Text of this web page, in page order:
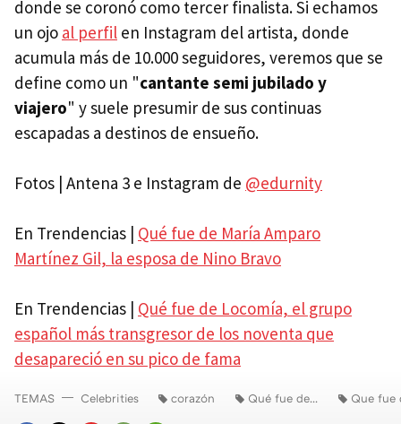
donde se coronó como tercer finalista. Si echamos
un ojo al perfil en Instagram del artista, donde
acumula más de 10.000 seguidores, veremos que se
define como un "cantante semi jubilado y
viajero" y suele presumir de sus continuas
escapadas a destinos de ensueño.
Fotos | Antena 3 e Instagram de @edurnity
En Trendencias | Qué fue de María Amparo
Martínez Gil, la esposa de Nino Bravo
En Trendencias | Qué fue de Locomía, el grupo
español más transgresor de los noventa que
desapareció en su pico de fama
TEMAS Celebrities corazón Qué fue de... Que fue